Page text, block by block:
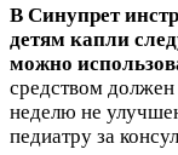
В Синупрет
детям капли
можно
средством должен
неделю не
педиатру за